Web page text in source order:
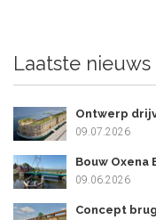
Laatste nieuws
Ontwerp
09.07.2026
Bouw Oxena
09.06.2026
Concept